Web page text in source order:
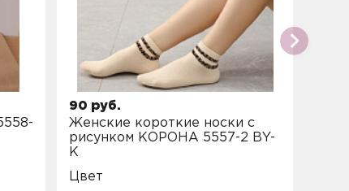
90 руб.
Женские короткие носки с
рисунком КОРОНА 5557-2 BY-
K
Цвет